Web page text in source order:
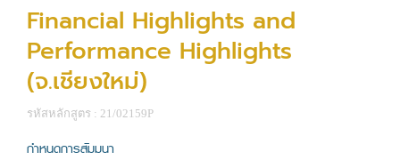
Financial Highlights and
Performance Highlights
(จ.เชียงใหม่)
รหัสหลักสูตร : 21/02159P
กำหนดการสัมมนา